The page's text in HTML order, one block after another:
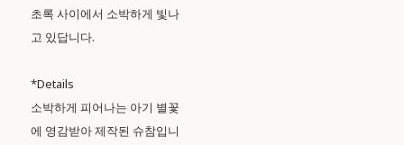
초록 사이에서 소박하게 빛나
고 있답니다.
*Details
소박하게 피어나는 아기 별꽃
에 영감받아 제작된 슈참입니